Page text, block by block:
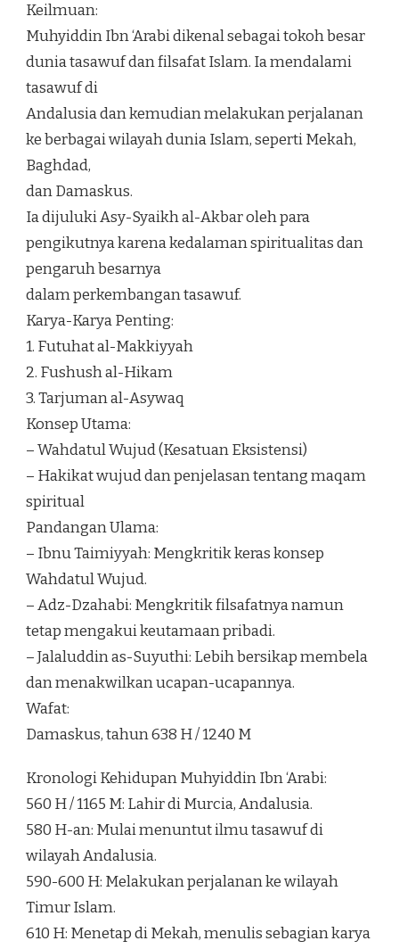
Keilmuan:
Muhyiddin Ibn ‘Arabi dikenal sebagai tokoh besar
dunia tasawuf dan filsafat Islam. Ia mendalami
tasawuf di
Andalusia dan kemudian melakukan perjalanan
ke berbagai wilayah dunia Islam, seperti Mekah,
Baghdad,
dan Damaskus.
Ia dijuluki Asy-Syaikh al-Akbar oleh para
pengikutnya karena kedalaman spiritualitas dan
pengaruh besarnya
dalam perkembangan tasawuf.
Karya-Karya Penting:
1. Futuhat al-Makkiyyah
2. Fushush al-Hikam
3. Tarjuman al-Asywaq
Konsep Utama:
– Wahdatul Wujud (Kesatuan Eksistensi)
– Hakikat wujud dan penjelasan tentang maqam
spiritual
Pandangan Ulama:
– Ibnu Taimiyyah: Mengkritik keras konsep
Wahdatul Wujud.
– Adz-Dzahabi: Mengkritik filsafatnya namun
tetap mengakui keutamaan pribadi.
– Jalaluddin as-Suyuthi: Lebih bersikap membela
dan menakwilkan ucapan-ucapannya.
Wafat:
Damaskus, tahun 638 H / 1240 M
Kronologi Kehidupan Muhyiddin Ibn ‘Arabi:
560 H / 1165 M: Lahir di Murcia, Andalusia.
580 H-an: Mulai menuntut ilmu tasawuf di
wilayah Andalusia.
590-600 H: Melakukan perjalanan ke wilayah
Timur Islam.
610 H: Menetap di Mekah, menulis sebagian karya